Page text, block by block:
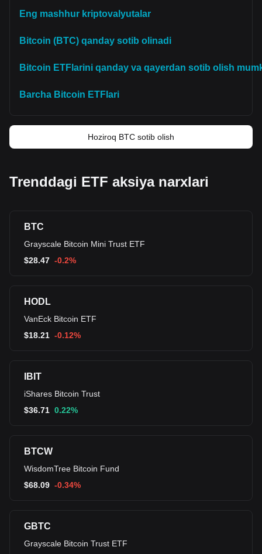
Eng mashhur kriptovalyutalar
Bitcoin (BTC) qanday sotib olinadi
Bitcoin ETFlarini qanday va qayerdan sotib olish
Barcha Bitcoin ETFlari
Hoziroq BTC sotib olish
Trenddagi ETF aksiya narxlari
BTC
Grayscale Bitcoin Mini Trust ETF
$28.47 -0.2%
HODL
VanEck Bitcoin ETF
$18.21 -0.12%
IBIT
iShares Bitcoin Trust
$36.71 0.22%
BTCW
WisdomTree Bitcoin Fund
$68.09 -0.34%
GBTC
Grayscale Bitcoin Trust ETF